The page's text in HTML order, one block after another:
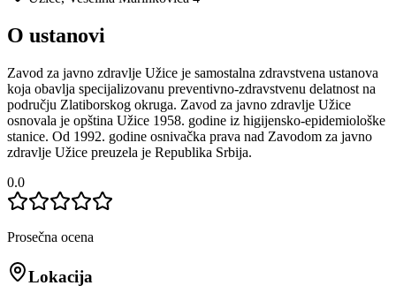
O ustanovi
Zavod za javno zdravlje Užice je samostalna zdravstvena ustanova
koja obavlja specijalizovanu preventivno-zdravstvenu delatnost na
području Zlatiborskog okruga. Zavod za javno zdravlje Užice
osnovala je opština Užice 1958. godine iz higijensko-epidemiološke
stanice. Od 1992. godine osnivačka prava nad Zavodom za javno
zdravlje Užice preuzela je Republika Srbija.
0.0
Prosečna ocena
Lokacija